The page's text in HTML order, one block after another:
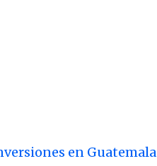
en Guatemala